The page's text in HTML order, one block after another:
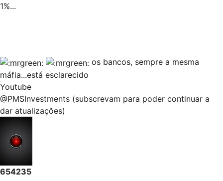
1%...
os bancos, sempre a mesma
máfia...está esclarecido
Youtube
@PMSInvestments (subscrevam para poder continuar a
dar atualizações)
654235